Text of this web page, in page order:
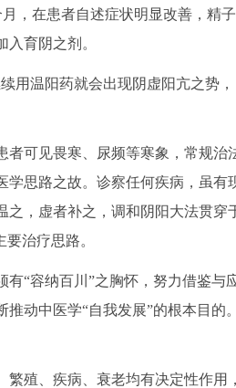
，在患者自述症状明显改善，精子
育阴之剂。
用温阳药就会出现阴虚阳亢之势，
可见畏寒、尿频等寒象，常规治
学思路之故。诊察任何疾病，虽有
之，虚者补之，调和阴阳大法贯穿
治疗思路。
“容纳百川”之胸怀，努力借鉴与
动中医学“自我发展”的根本目的。
殖、疾病、衰老均有决定性作用，